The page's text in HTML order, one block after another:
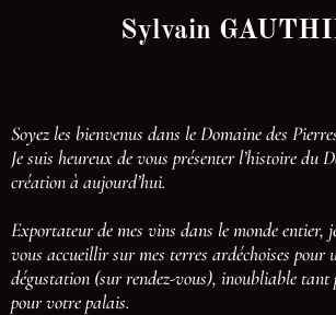
Sylvain
Soyez les bienvenus dans le Domaine des
Je suis heureux de vous présenter l’histoire du
création à aujourd’hui.
Exportateur de mes vins dans le monde entier,
vous accueillir sur mes terres ardéchoises pour
dégustation (sur rendez-vous), inoubliable tant
pour votre palais.